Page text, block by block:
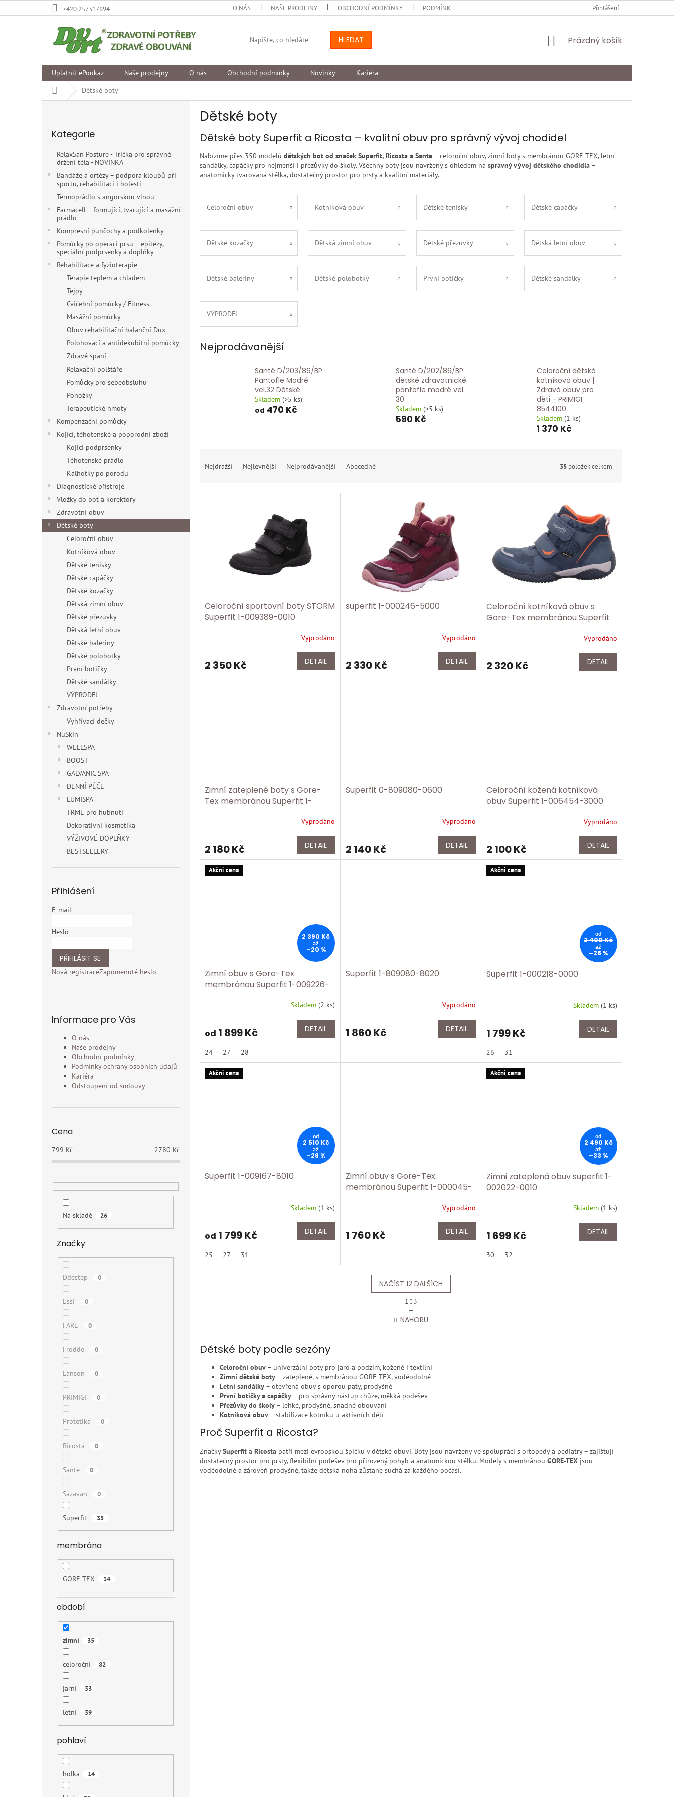
na
+420 257317694 O NÁS NAŠE PRODEJNY OBCHODNÍ PODMÍNKY PODMÍNKY OCHRANY OSOBNÍCH ÚDAJŮ ODSTOUPENÍ OD
Přihlášení
HLEDAT
NÁKUPNÍ
Prázdný košík
Uplatnit ePoukaz Naše prodejny O nás Obchodní podmínky Novinky
Kariéra
Domů
Dětské boty
kategorie
Kategorie
RelaxSan Posture - Trička pro správné
držení těla - NOVINKA
Bandáže a ortézy – podpora kloubů při
sportu, rehabilitaci i bolesti
Termoprádlo s angorskou vlnou
Farmacell – formující, tvarující a masážní
prádlo
Kompresní punčochy a podkolenky
Pomůcky po operaci prsu – epitézy,
speciální podprsenky a doplňky
Rehabilitace a fyzioterapie
Terapie teplem a chladem
Tejpy
Cvičební pomůcky / Fitness
Masážní pomůcky
Obuv rehabilitační balanční Dux
Polohovací a antidekubitní pomůcky
Zdravé spaní
Relaxační polštáře
Pomůcky pro sebeobsluhu
Ponožky
Terapeutické hmoty
Kompenzační pomůcky
Kojící, těhotenské a poporodní zboží
Kojici podprsenky
Těhotenské prádlo
Kalhotky po porodu
Diagnostické přístroje
Vložky do bot a korektory
Zdravotní obuv
Dětské boty
Celoroční obuv
Kotníková obuv
Dětské tenisky
Dětské capáčky
Dětské kozačky
Dětská zimní obuv
Dětské přezuvky
Dětská letní obuv
Dětské baleriny
Dětské polobotky
První botičky
Dětské sandálky
VÝPRODEJ
Zdravotní potřeby
Vyhřívací dečky
NuSkin
WELLSPA
BOOST
GALVANIC SPA
DENNÍ PÉČE
LUMISPA
TRME pro hubnutí
Dekorativní kosmetika
VÝŽIVOVÉ DOPLŇKY
BESTSELLERY
Přihlášení
E-mail
Heslo
PŘIHLÁSIT SE
Nová registraceZapomenuté heslo
Informace pro Vás
O nás
Naše prodejny
Obchodní podmínky
Podmínky ochrany osobních údajů
Kariéra
Odstoupení od smlouvy
Cena
799 Kč 2780 Kč
Na skladě 26
Značky
Ddestep 0
Essi 0
FARE 0
Froddo 0
Lanson 0
PRIMIGI 0
Protetika 0
Ricosta 0
Sante 0
Sázavan 0
Superfit 35
membrána
GORE-TEX 34
období
zimní 35
celoroční 82
jarní 33
letní 39
pohlaví
holka 14
Dětské boty
Dětské boty Superfit a Ricosta – kvalitní obuv pro správný vývoj chodidel
Nabízíme přes 350 modelů dětských bot od značek Superfit, Ricosta a Sante – celoroční obuv, zimní boty s membránou GORE-TEX, letní
sandálky, capáčky pro nejmenší i přezůvky do školy. Všechny boty jsou navrženy s ohledem na správný vývoj dětského chodidla –
anatomicky tvarovaná stélka, dostatečný prostor pro prsty a kvalitní materiály.
Celoroční obuv Kotníková obuv Dětské tenisky Dětské capáčky
Dětské kozačky Dětská zimní obuv Dětské přezuvky Dětská letní obuv
Dětské baleriny Dětské polobotky První botičky Dětské sandálky
VÝPRODEJ
Nejprodávanější
Santé D/203/86/BP
Pantofle Modré
vel.32 Dětské
Skladem (>5 ks)
od 470 Kč
Santé D/202/86/BP
dětské zdravotnické
pantofle modré vel.
30
Skladem (>5 ks)
590 Kč
Celoroční dětská
kotníková obuv |
Zdravá obuv pro
děti - PRIMIGI
8544100
Skladem (1 ks)
1 370 Kč
aNejdražší Nejlevnější Nejprodávanější Abecedně 35 položek celkem
Celoroční sportovní boty STORM
Superfit 1-009389-0010
Vyprodáno
2 350 Kč DETAIL
superfit 1-000246-5000
Vyprodáno
2 330 Kč DETAIL
Celoroční kotníková obuv s
Gore-Tex membránou Superfit
Vyprodáno
2 320 Kč DETAIL
Zimní zateplené boty s Gore-
Tex membránou Superfit 1-
Vyprodáno
2 180 Kč DETAIL
Superfit 0-809080-0600
Vyprodáno
2 140 Kč DETAIL
Celoroční kožená kotníková
obuv Superfit 1-006454-3000
Vyprodáno
2 100 Kč DETAIL
Akčni cena
2 390 Kč
až
–20 %
Zimní obuv s Gore-Tex
membránou Superfit 1-009226-
Skladem (2 ks)
od 1 899 Kč DETAIL
24 27 28
Superfit 1-809080-8020
Vyprodáno
1 860 Kč DETAIL
Akčni cena
od
2 400 Kč
až
–28 %
Superfit 1-000218-0000
Skladem (1 ks)
1 799 Kč DETAIL
26 31
Akčni cena
od
2 510 Kč
až
–28 %
Superfit 1-009167-8010
Skladem (1 ks)
od 1 799 Kč DETAIL
25 27 31
Zimní obuv s Gore-Tex
membránou Superfit 1-000045-
Vyprodáno
1 760 Kč DETAIL
Akčni cena
od
2 490 Kč
až
–33 %
Zimni zateplená obuv superfit 1-
002022-0010
Skladem (1 ks)
1 699 Kč DETAIL
30 32
O
v
c
í
p
r
v
p
i
s
NAČÍST 12 DALŠÍCH
S
t
r
á
n
á
n
í
1 3
NAHORU
Dětské boty podle sezóny
Celoroční obuv – univerzální boty pro jaro a podzim, kožené i textilní
Zimní dětské boty – zateplené, s membránou GORE-TEX, voděodolné
Letní sandálky – otevřená obuv s oporou paty, prodyšné
První botičky a capáčky – pro správný nástup chůze, měkká podešev
Přezůvky do školy – lehké, prodyšné, snadné obouvání
Kotníková obuv – stabilizace kotníku u aktivních dětí
Proč Superfit a Ricosta?
Značky Superfit a Ricosta patří mezi evropskou špičku v dětské obuvi. Boty jsou navrženy ve spolupráci s ortopedy a pediatry – zajišťují
dostatečný prostor pro prsty, flexibilní podešev pro přirozený pohyb a anatomickou stélku. Modely s membránou GORE-TEX jsou
voděodolné a zároveň prodyšné, takže dětská noha zůstane suchá za každého počasí.